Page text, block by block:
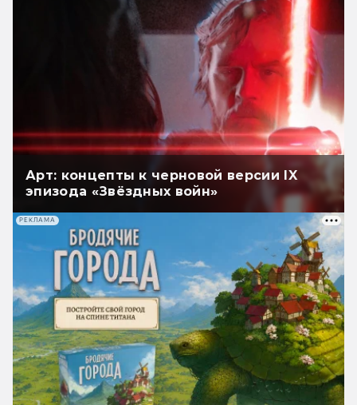
Арт: концепты к черновой версии IX
эпизода «Звёздных войн»
РЕКЛАМА